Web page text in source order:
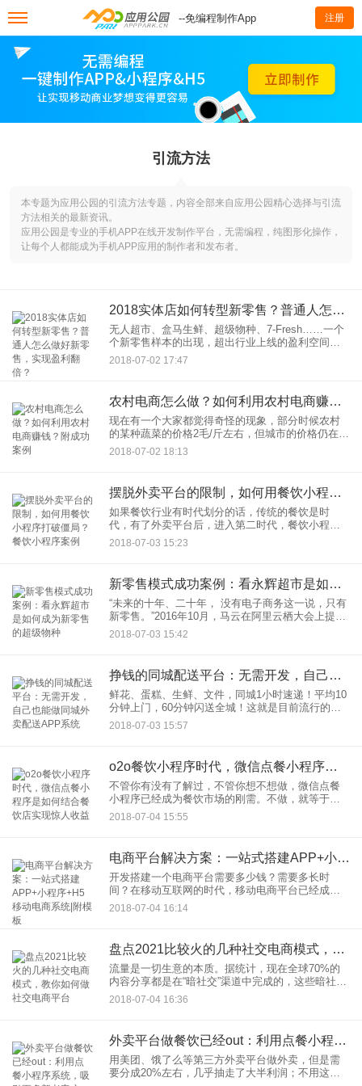
--免编程制作App 注册
引流方法
本专题为应用公园的引流方法专题，内容全部来自应用公园精心选择与引流
方法相关的最新资讯。
应用公园是专业的手机APP在线开发制作平台，无需编程，纯图形化操作，
让每个人都能成为手机APP应用的制作者和发布者。
2018实体店如何转型新零售？普通人怎么做好新零售，实现盈利翻倍？
无人超市、盒马生鲜、超级物种、7-Fresh……一个
个新零售样本的出现，超出行业上线的盈利空间，
逼迫越来越多的传统企业进行新零售转型。那么，
如何转型新零售？普通人怎么做好新零售，实现盈
2018-07-02 17:47
农村电商怎么做？如何利用农村电商赚钱？附成功案例
现在有一个大家都觉得奇怪的现象，部分时候农村
的某种蔬菜的价格2毛/斤左右，但城市的价格仍在2-
3元/斤。两者价格产非常大。以莲藕为例，采购商上
门出价.06元左右，但是在超市少卖3到5元，虽然运
2018-07-02 18:13
摆脱外卖平台的限制，如何用餐饮小程序打破僵局？餐饮小程序案例
如果餐饮行业有时代划分的话，传统的餐饮是时
代，有了外卖平台后，进入第二时代，餐饮小程序
的出现，让餐饮行业进入第三时代。在个时代：餐
饮行业重视的是口味、店铺装修、翻台率、服务质
2018-07-03 15:23
新零售模式成功案例：看永辉超市是如何成为新零售的超级物种
“未来的十年、二十年， 没有电子商务这一说，只有
新零售。”2016年10月，马云在阿里云栖大会上提出
了新零售的概念，随后收购高鑫零售，入股大润
发，并且推出了“盒马鲜生”。作为零售行业的大腕，
2018-07-03 15:42
挣钱的同城配送平台：无需开发，自己也能做同城外卖配送APP系统
鲜花、蛋糕、生鲜、文件，同城1小时速递！平均10
分钟上门，60分钟闪送全城！这就是目前流行的同
城外卖跑腿系统。除了上面这些内容，同城配送App
可实现的功能超乎你的想象，代买、代取、代送，
2018-07-03 15:57
o2o餐饮小程序时代，微信点餐小程序是如何结合餐饮店实现惊人收益
不管你有没有了解过，不管你想不想做，微信点餐
小程序已经成为餐饮市场的刚需。不做，就等于放
弃市场。正如前几年兴起的外卖，现在不做外卖的
餐厅又有几家呢？在过去，一家餐厅要想获得线上
2018-07-04 15:55
电商平台解决方案：一站式搭建APP+小程序+H5移动电商系统|附模板
开发搭建一个电商平台需要多少钱？需要多长时
间？在移动互联网的时代，移动电商平台已经成为
企业不可缺少的阵地。在过去，企业大多选择天
猫、京东、苏宁等第三方平台。但是电商平台的增
2018-07-04 16:14
盘点2021比较火的几种社交电商模式，教你如何做社交电商平台
流量是一切生意的本质。据统计，现在全球70%的
内容分享都是在“暗社交”渠道中完成的，这些暗社交
指的就是微信、QQ、小程序等用户日常私下的交流
信息。而现在，使用频繁的社交软件就是微信，这
2018-07-04 16:36
外卖平台做餐饮已经out：利用点餐小程序系统，吸引更多新老客户
用美团、饿了么等第三方外卖平台做外卖，但是需
要分成20%左右，几乎抽走了大半利润；不用这些